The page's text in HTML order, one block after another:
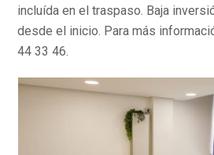
incluída en el traspaso. Baja
desde el inicio. Para más
44 33 46.